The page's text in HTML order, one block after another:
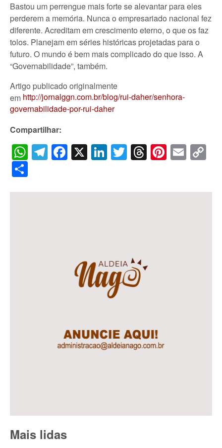
Bastou um perrengue mais forte se alevantar para eles
perderem a memória. Nunca o empresariado nacional fez
diferente. Acreditam em crescimento eterno, o que os faz
tolos. Planejam em séries históricas projetadas para o
futuro. O mundo é bem mais complicado do que isso. A
“Governabilidade”, também.
Artigo publicado originalmente
em http://jornalggn.com.br/blog/rui-daher/senhora-
governabilidade-por-rui-daher
Compartilhar:
WhatsApp
Telegram
Facebook
X LinkedIn
Twitter
Threads
Mais lidas